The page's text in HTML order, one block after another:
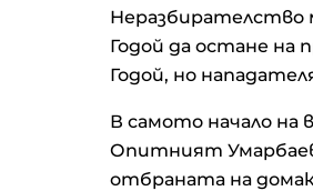
Неразбирателство
Годой да остане на
Годой, но
В самото начало
Опитният
отбраната на